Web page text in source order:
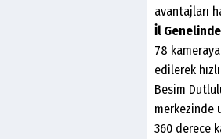
avantajları
İl
78
edilerek
Besim
merkezinde
360 derece